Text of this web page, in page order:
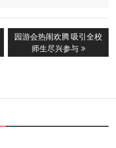
Next
园游会热闹欢腾 吸引全校
师生尽兴参与